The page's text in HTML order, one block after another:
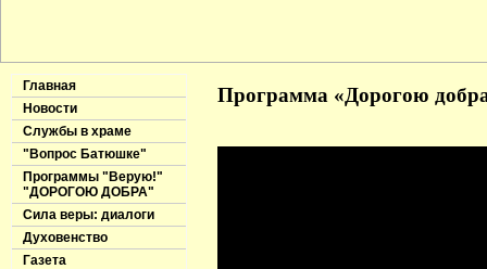
Главная
Новости
Службы в храме
"Вопрос Батюшке"
Программы "Верую!"
"ДОРОГОЮ ДОБРА"
Сила веры: диалоги
Духовенство
Газета
Программа «Дорогою